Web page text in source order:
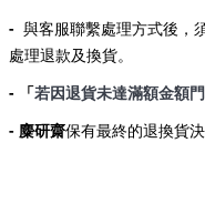
- 與客服聯繫處理方式後，
處理退款及換貨。
- 「若因退貨未達滿額金額
- 麋研齋保有最終的退換貨決